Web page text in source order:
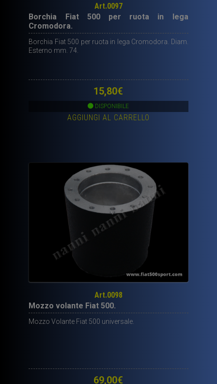
Art.0097
Borchia Fiat 500 per ruota in lega
Cromodora.
Borchia Fiat 500 per ruota in lega Cromodora. Diam.
Esterno mm. 74.
15,80€
DISPONIBILE
AGGIUNGI AL CARRELLO
Art.0098
Mozzo volante Fiat 500.
Mozzo Volante Fiat 500 universale.
69,00€